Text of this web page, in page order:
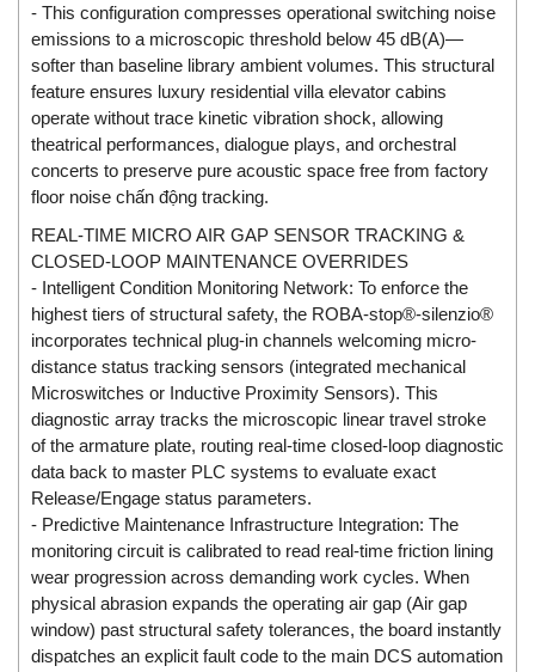
Eltherm
ELTRA Encoder
ELVEM Vietnam
Emaco
EMC PARTNER
EMCSOSIN
Emerson/Vertiv
EMG
Emotron
ENCEL Vietnam
Endress+Hauser
Enensys Vietnam
Enerdoor
Enerpac
ENERSYS
Enolgas
Envada
Environmental Compliance Products
- This configuration compresses operational switching noise
emissions to a microscopic threshold below 45 dB(A)—
softer than baseline library ambient volumes. This structural
feature ensures luxury residential villa elevator cabins
operate without trace kinetic vibration shock, allowing
theatrical performances, dialogue plays, and orchestral
concerts to preserve pure acoustic space free from factory
floor noise chấn động tracking.
REAL-TIME MICRO AIR GAP SENSOR TRACKING &
CLOSED-LOOP MAINTENANCE OVERRIDES
- Intelligent Condition Monitoring Network: To enforce the
highest tiers of structural safety, the ROBA-stop®-silenzio®
incorporates technical plug-in channels welcoming micro-
distance status tracking sensors (integrated mechanical
Microswitches or Inductive Proximity Sensors). This
diagnostic array tracks the microscopic linear travel stroke
of the armature plate, routing real-time closed-loop diagnostic
data back to master PLC systems to evaluate exact
Release/Engage status parameters.
- Predictive Maintenance Infrastructure Integration: The
monitoring circuit is calibrated to read real-time friction lining
wear progression across demanding work cycles. When
physical abrasion expands the operating air gap (Air gap
window) past structural safety tolerances, the board instantly
dispatches an explicit fault code to the main DCS automation